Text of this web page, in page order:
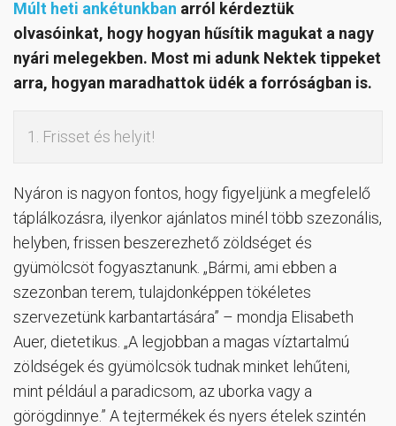
Múlt heti ankétunkban arról kérdeztük
olvasóinkat, hogy hogyan hűsítik magukat a nagy
nyári melegekben. Most mi adunk Nektek tippeket
arra, hogyan maradhattok üdék a forróságban is.
1. Frisset és helyit!
Nyáron is nagyon fontos, hogy figyeljünk a megfelelő
táplálkozásra, ilyenkor ajánlatos minél több szezonális,
helyben, frissen beszerezhető zöldséget és
gyümölcsöt fogyasztanunk. „Bármi, ami ebben a
szezonban terem, tulajdonképpen tökéletes
szervezetünk karbantartására” – mondja Elisabeth
Auer, dietetikus. „A legjobban a magas víztartalmú
zöldségek és gyümölcsök tudnak minket lehűteni,
mint például a paradicsom, az uborka vagy a
görögdinnye.” A tejtermékek és nyers ételek szintén